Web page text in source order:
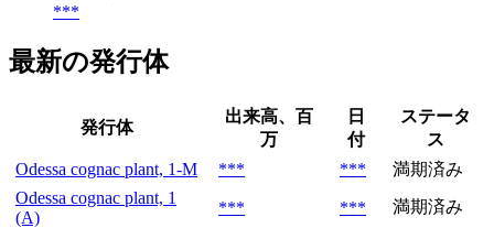
***
最新の発行体
発行体
出来高、百
万
日
付
ステータ
ス
Odessa cognac plant, 1-M
*** ***
満期済み
Odessa cognac plant, 1
(A)
*** *** 満期済み